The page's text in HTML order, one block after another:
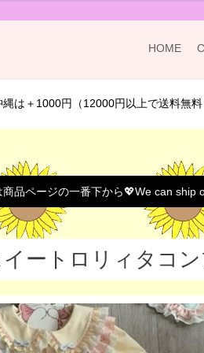
HOME
は＋1000円（12000円以上で送料無料
商品ページの一番下から💖We can ship
ートロリィタコ